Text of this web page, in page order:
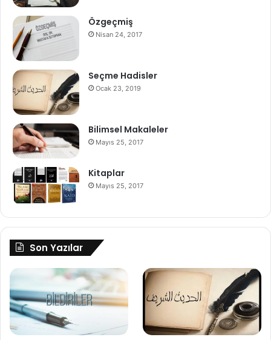
Özgeçmiş
Nisan 24, 2017
Seçme Hadisler
Ocak 23, 2019
Bilimsel Makaleler
Mayıs 25, 2017
Kitaplar
Mayıs 25, 2017
Son Yazılar